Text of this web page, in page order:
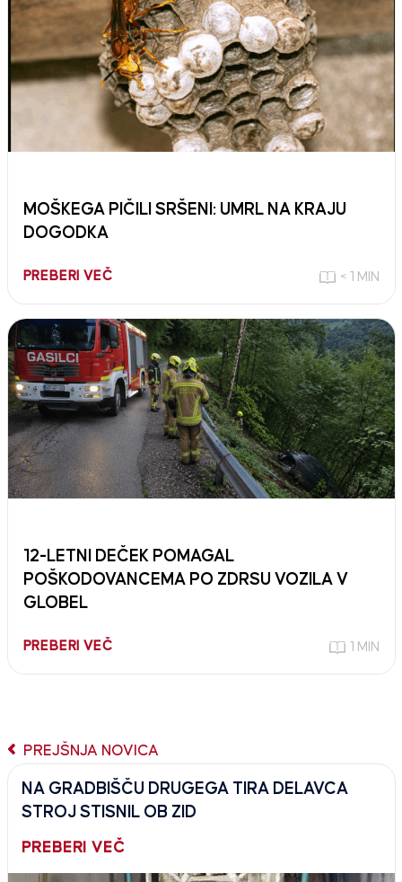
MOŠKEGA PIČILI SRŠENI: UMRL NA KRAJU
DOGODKA
PREBERI VEČ < 1 MIN
12-LETNI DEČEK POMAGAL
POŠKODOVANCEMA PO ZDRSU VOZILA V
GLOBEL
PREBERI VEČ 1 MIN
PREJŠNJA NOVICA
NA GRADBIŠČU DRUGEGA TIRA DELAVCA
STROJ STISNIL OB ZID
PREBERI VEČ